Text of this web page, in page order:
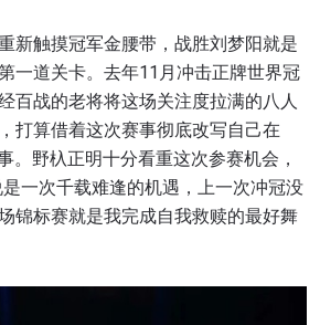
新触摸冠军金腰带，战胜刘梦阳就是
一道关卡。去年11月冲击正牌世界冠
百战的老将将这场关注度拉满的八人
打算借着这次赛事彻底改写自己在
。野杁正明十分看重这次参赛机会，
一次千载难逢的机遇，上一次冲冠没
锦标赛就是我完成自我救赎的最好舞